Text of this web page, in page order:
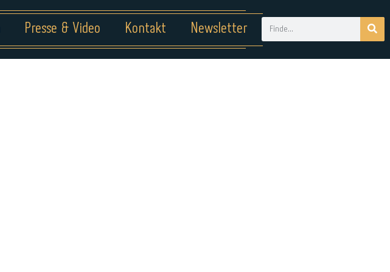
Presse & Video Kontakt Newsletter